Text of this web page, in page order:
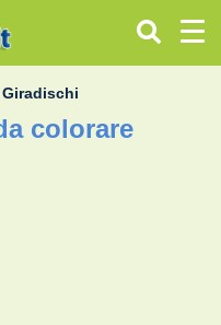
Giradischi
colorare